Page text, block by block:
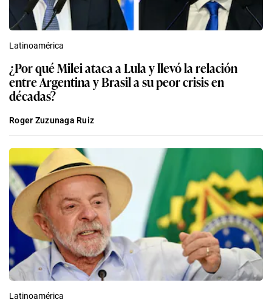
Latinoamérica
¿Por qué Milei ataca a Lula y llevó la relación
entre Argentina y Brasil a su peor crisis en
décadas?
Roger Zuzunaga Ruiz
Latinoamérica